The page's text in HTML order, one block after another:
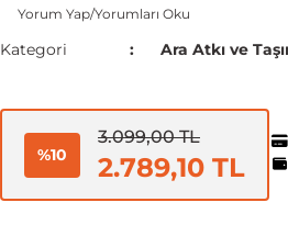
Yorum Yap/Yorumları Oku
Kategori Ara Atkı ve
%10
3.099,00 TL
2.789,10 TL